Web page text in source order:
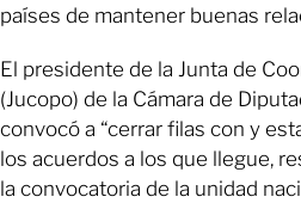
países de mantener buenas
El presidente de la Junta de
(Jucopo) de la Cámara de
convocó a “cerrar filas con y
los acuerdos a los que llegue,
la convocatoria de la unidad